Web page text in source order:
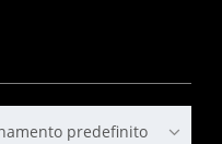
predefinito